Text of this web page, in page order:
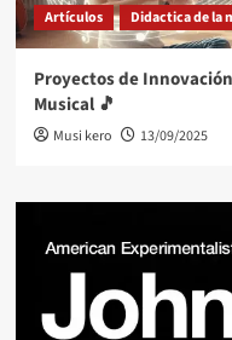
Artículos Didactica de la
Proyectos de
Musical 🎵
Musi kero 13/09/2025